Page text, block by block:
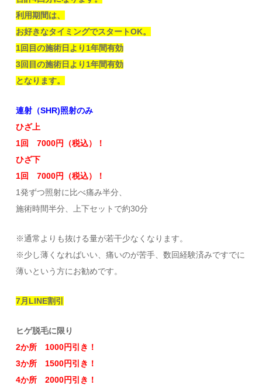
利用期間は、
お好きなタイミングでスタートOK。
1回目の施術日より1年間有効
3回目の施術日より1年間有効
となります。
連射（SHR)照射のみ
ひざ上
1回 7000円（税込）！
ひざ下
1回 7000円（税込）！
1発ずつ照射に比べ痛み半分、
施術時間半分、上下セットで約30分
※通常よりも抜ける量が若干少なくなります。
※少し薄くなればいい、痛いのが苦手、数回経験済みですでに
薄いという方にお勧めです。
7月LINE割引
ヒゲ脱毛に限り
2か所 1000円引き！
3か所 1500円引き！
4か所 2000円引き！